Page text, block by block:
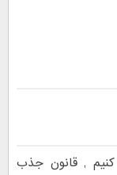
,قانون جذب